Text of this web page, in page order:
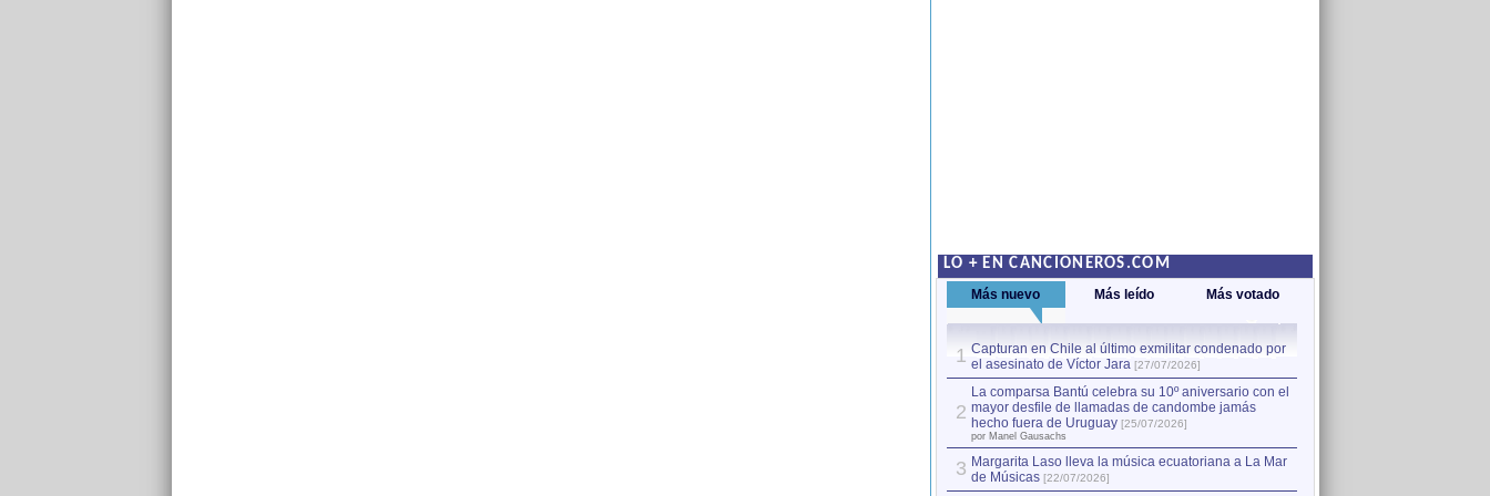
LO + EN CANCIONEROS.COM
Más nuevo Más leído Más votado
1 Capturan en Chile al último exmilitar condenado por
el asesinato de Víctor Jara [27/07/2026]
2
La comparsa Bantú celebra su 10º aniversario con el
mayor desfile de llamadas de candombe jamás
hecho fuera de Uruguay [25/07/2026]
por Manel Gausachs
3 Margarita Laso lleva la música ecuatoriana a La Mar
de Músicas [22/07/2026]